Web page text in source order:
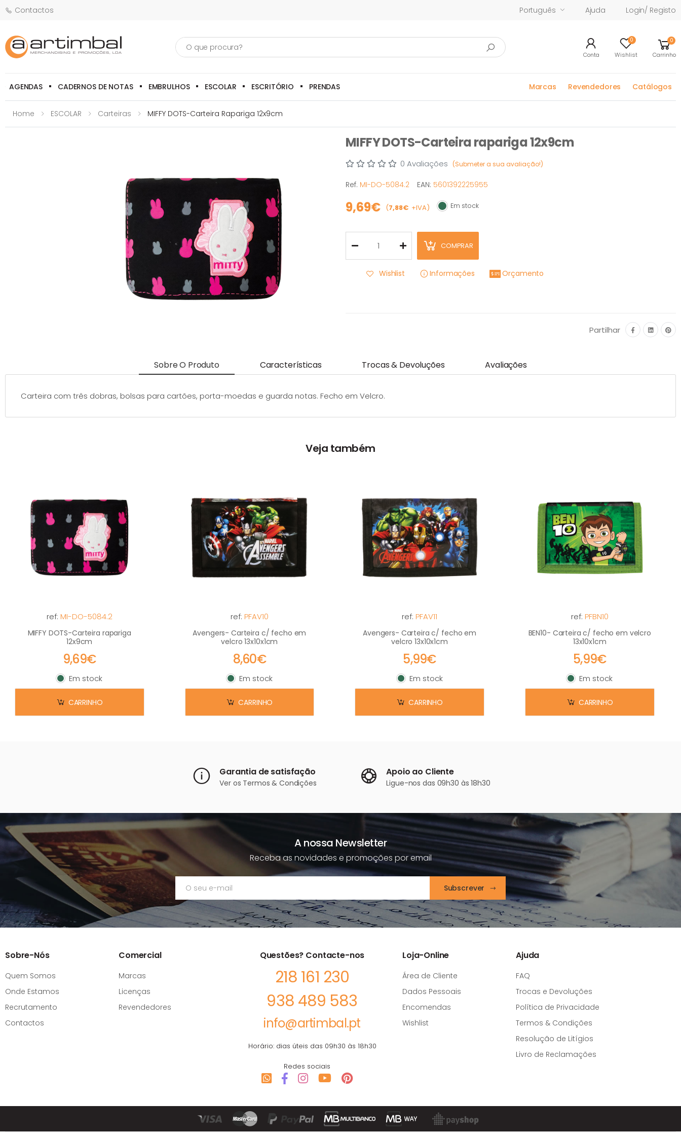
Contactos Português Ajuda Login/ Registo
Pesquisa
Conta
0
Wishlist
0
Carrinho
AGENDAS CADERNOS DE NOTAS EMBRULHOS ESCOLAR ESCRITÓRIO PRENDAS Marcas Revendedores Catálogos
Home ESCOLAR Carteiras MIFFY DOTS-Carteira Rapariga 12x9cm
MIFFY DOTS-Carteira rapariga 12x9cm
0 Avaliações (Submeter a sua avaliação!)
Ref. MI-DO-5084.2 EAN: 5601392225955
9,69€ (7,88€ +IVA) Em stock
Em stock
COMPRAR
Wishlist Informações Orçamento
Partilhar
Sobre O Produto Características Trocas & Devoluções Avaliações
Carteira com três dobras, bolsas para cartões, porta-moedas e guarda notas. Fecho em Velcro.
Veja também
ref: MI-DO-5084.2
MIFFY DOTS-Carteira rapariga
12x9cm
9,69€
Em stock
Em stock
CARRINHO
ref: PFAV10
Avengers- Carteira c/ fecho em
velcro 13x10x1cm
8,60€
Em stock
Em stock
CARRINHO
ref:PFAV11
Avengers- Carteira c/ fecho em
velcro 13x10x1cm
5,99€
Em stock
Em stock
CARRINHO
ref: PFBN10
BEN10- Carteira c/ fecho em velcro
13x10x1cm
5,99€
Em stock
Em stock
CARRINHO
Garantia de satisfação
Ver os Termos & Condições
Apoio ao Cliente
Ligue-nos das 09h30 às 18h30
A nossa Newsletter
Receba as novidades e promoções por email
Subscrever
Sobre-Nós
Quem Somos
Onde Estamos
Recrutamento
Contactos
Comercial
Marcas
Licenças
Revendedores
Questões? Contacte-nos
218 161 230
938 489 583
info@artimbal.pt
Horário: dias úteis das 09h30 às 18h30
Redes sociais
Loja-Online
Área de Cliente
Dados Pessoais
Encomendas
Wishlist
Ajuda
FAQ
Trocas e Devoluções
Política de Privacidade
Termos & Condições
Resolução de Litígios
Livro de Reclamações